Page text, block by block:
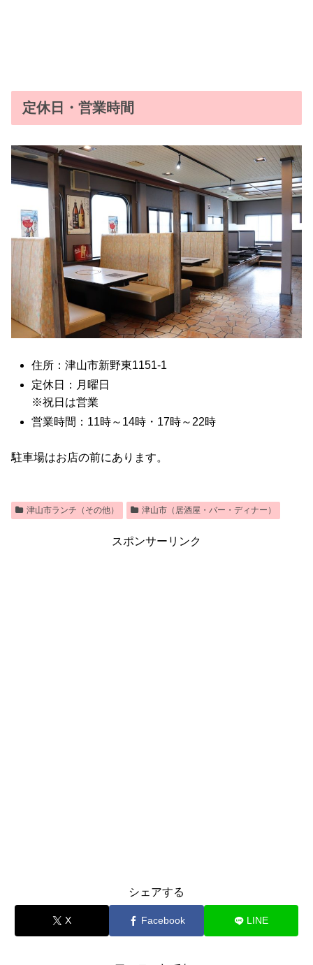
定休日・営業時間
住所：津山市新野東1151-1
定休日：月曜日
※祝日は営業
営業時間：11時～14時・17時～22時
駐車場はお店の前にあります。
津山市ランチ（その他） 津山市（居酒屋・バー・ディナー）
スポンサーリンク
シェアする
X Facebook LINE